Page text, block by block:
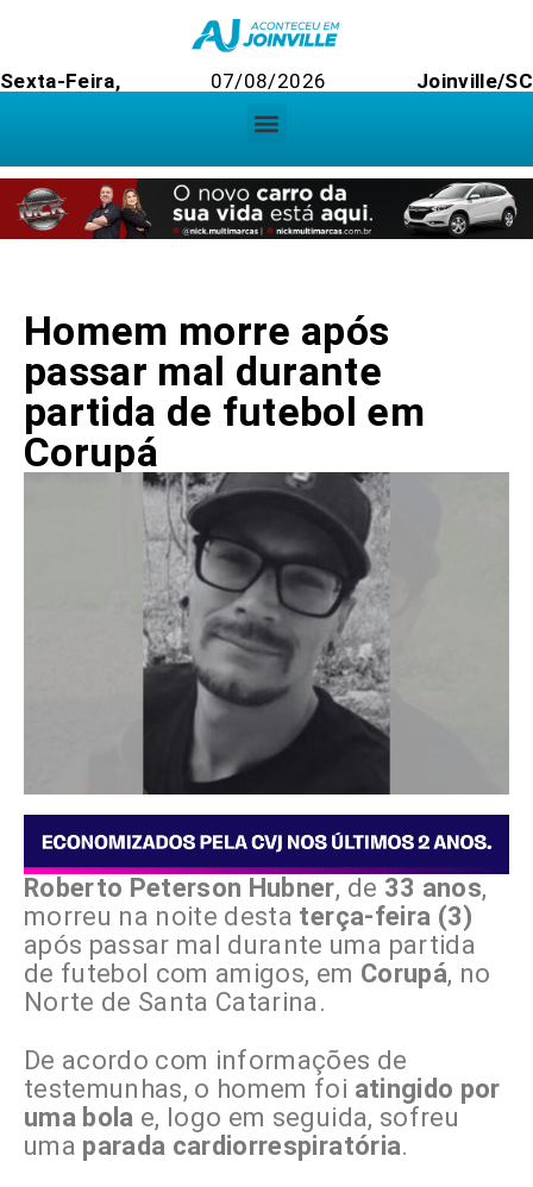
Sexta-Feira, 07/08/2026 Joinville/SC
Homem morre após
passar mal durante
partida de futebol em
Corupá
Roberto Peterson Hubner, de 33 anos,
morreu na noite desta terça-feira (3)
após passar mal durante uma partida
de futebol com amigos, em Corupá, no
Norte de Santa Catarina.
De acordo com informações de
testemunhas, o homem foi atingido por
uma bola e, logo em seguida, sofreu
uma parada cardiorrespiratória.